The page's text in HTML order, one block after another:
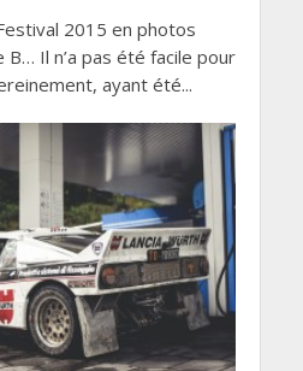
2015 en photos
Il n’a pas été facile pour
ayant été...